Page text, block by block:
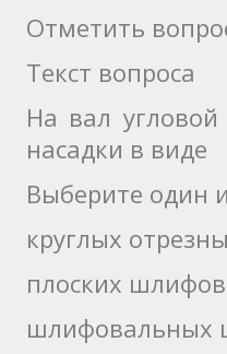
Отметить
Текст вопроса
На вал
насадки в виде
Выберите один
круглых
плоских
шлифовальных